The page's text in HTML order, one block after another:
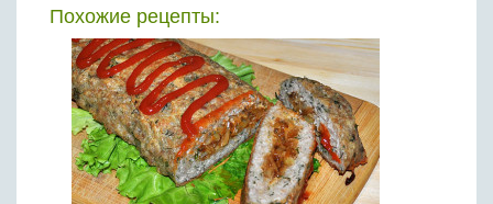
Похожие рецепты: